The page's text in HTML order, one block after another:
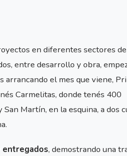
en diferentes sectores
entre desarrollo y obra,
arrancando el mes que viene,
Carmelitas, donde tenés 400
Martín, en la esquina, a dos
, demostrando una